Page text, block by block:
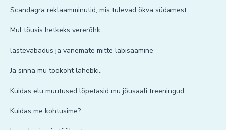
Scandagra reklaamminutid, mis tulevad õkva südamest.
Mul tõusis hetkeks vererõhk
lastevabadus ja vanemate mitte läbisaamine
Ja sinna mu töökoht lähebki..
Kuidas elu muutused lõpetasid mu jõusaali treeningud
Kuidas me kohtusime?